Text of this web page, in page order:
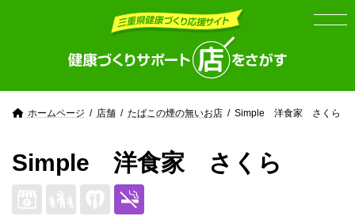
ホームページ 店舗 たばこの煙の無いお店 Simple 洋食家 さくら
Simple 洋食家 さくら